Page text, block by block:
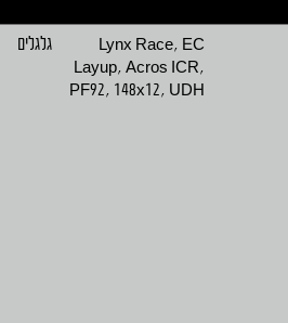
Lynx Race, EC
Layup, Acros ICR,
PF92, 148x12, UDH
גלגלים